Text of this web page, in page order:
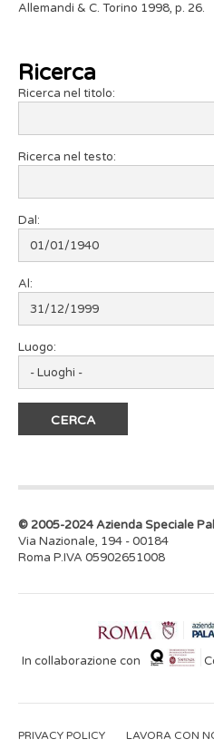
Allemandi & C. Torino 1998, p. 26.
Ricerca
Ricerca nel titolo:
Ricerca nel testo:
Dal:
Al:
Luogo:
© 2005-2024 Azienda Speciale
Via Nazionale, 194 - 00184
Roma P.IVA 05902651008
In collaborazione con
PRIVACY POLICY LAVORA CON